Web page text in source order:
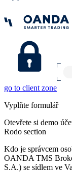
go to client zone
Vyplňte formulář
Otevřete si demo
Rodo section
Kdo je správcem
OANDA TMS
S.A.) se sídlem ve